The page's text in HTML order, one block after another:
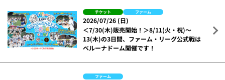
チケット ファーム
2026/07/26 (日)
＜7/30(木)販売開始！＞8/11(火・祝)～
13(木)の3日間、ファーム・リーグ公式戦は
ベルーナドーム開催です！
ファーム